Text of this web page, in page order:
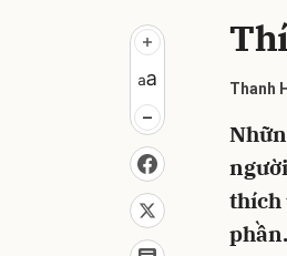
Thanh
thích
phần.